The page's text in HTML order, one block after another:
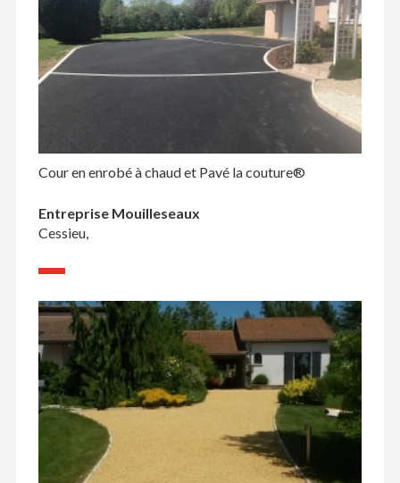
Cour en enrobé à chaud et Pavé la couture®
Entreprise Mouilleseaux
Cessieu,